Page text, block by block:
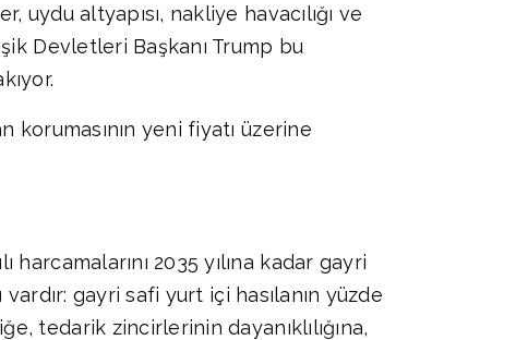
altyapısı, nakliye havacılığı ve
Devletleri Başkanı Trump bu
korumasının yeni fiyatı üzerine
2035 yılına kadar gayri
gayri safi yurt içi hasılanın yüzde
tedarik zincirlerinin dayanıklılığına,